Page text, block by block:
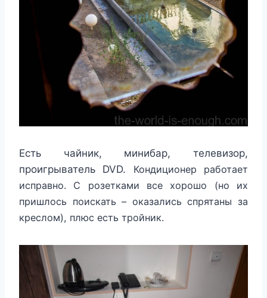
Есть чайник, минибар, телевизор,
проигрыватель DVD. Кондиционер работает
исправно. С розетками все хорошо (но их
пришлось поискать – оказались спрятаны за
креслом), плюс есть тройник.